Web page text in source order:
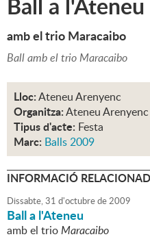
amb el trio Maracaibo
Ball amb el trio Maracaibo
Lloc:Ateneu Arenyenc
Organitza:Ateneu Arenyenc
Tipus d'acte: Festa
Marc: Balls 2009
INFORMACIÓ
Dissabte,31 d'octubrede2009
Ball a l'Ateneu
amb el trioMaracaibo